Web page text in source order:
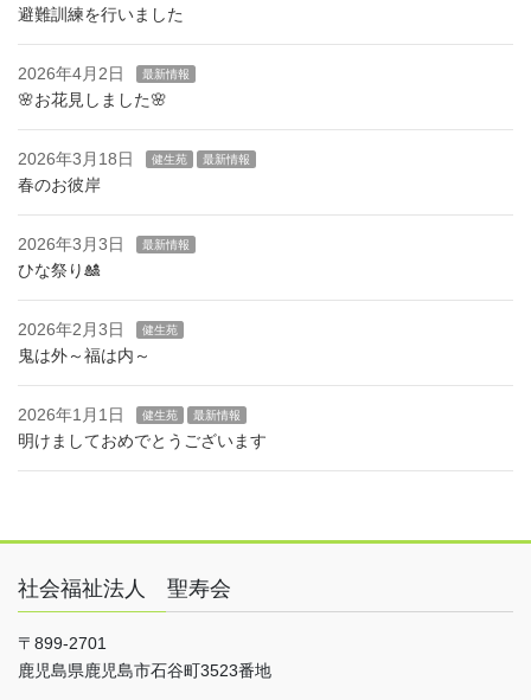
避難訓練を行いました
2026年4月2日 最新情報
🌸お花見しました🌸
2026年3月18日 健生苑 最新情報
春のお彼岸
2026年3月3日 最新情報
ひな祭り🎎
2026年2月3日 健生苑
鬼は外～福は内～
2026年1月1日 健生苑 最新情報
明けましておめでとうございます
社会福祉法人 聖寿会
〒899-2701
鹿児島県鹿児島市石谷町3523番地